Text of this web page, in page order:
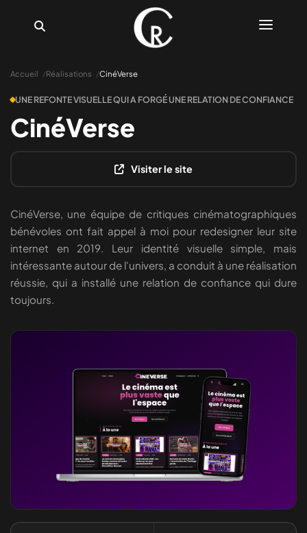
Compétences
Blog
Discutons De Votre Projet
Changer Le Thème
Accueil Réalisations CinéVerse
UNE REFONTE VISUELLE QUI A FORGÉ UNE RELATION DE CONFIANCE
CinéVerse
Visiter le site
CinéVerse, une équipe de critiques cinématographiques
bénévoles ont fait appel à moi pour redesigner leur site
internet en 2019. Leur identité visuelle simple, mais
intéressante autour de l'univers, a conduit à une réalisation
réussie, qui a installé une relation de confiance qui dure
toujours.